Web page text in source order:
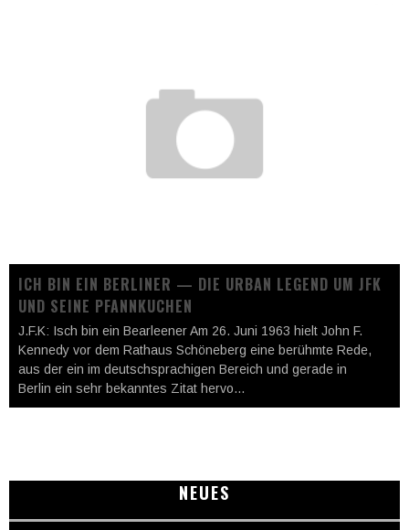
ICH BIN EIN BERLINER — DIE URBAN LEGEND UM JFK
UND SEINE PFANNKUCHEN
J.F.K: Isch bin ein Bearleener Am 26. Juni 1963 hielt John F.
Kennedy vor dem Rathaus Schöneberg eine berühmte Rede,
aus der ein im deutschsprachigen Bereich und gerade in
Berlin ein sehr bekanntes Zitat hervo...
NEUES